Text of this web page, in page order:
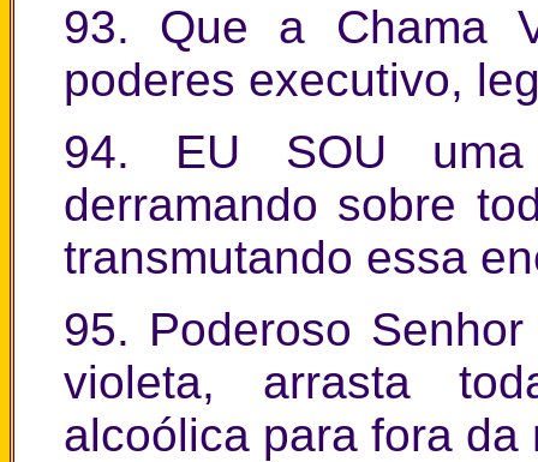
93. Que a Chama
poderes executivo,
94. EU SOU
derramando sobre
transmutando essa
95. Poderoso
violeta, arrasta
alcoólica para fora da